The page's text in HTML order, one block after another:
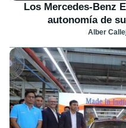
Los Mercedes-Benz
autonomía de
Alber